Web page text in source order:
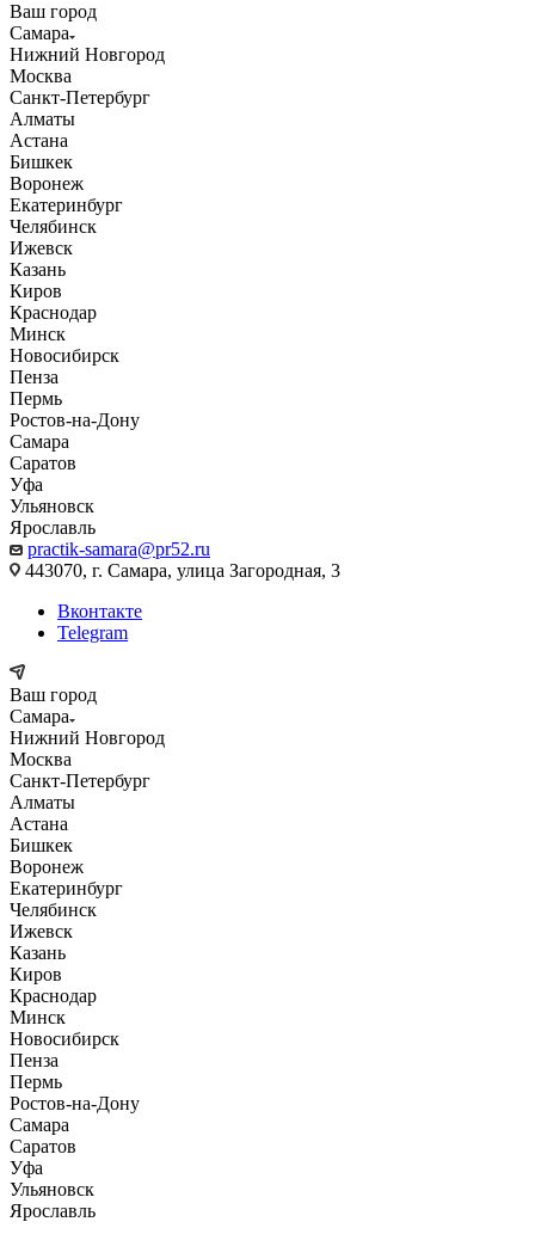
Ваш город
Самара
Нижний Новгород
Москва
Санкт-Петербург
Алматы
Астана
Бишкек
Воронеж
Екатеринбург
Челябинск
Ижевск
Казань
Киров
Краснодар
Минск
Новосибирск
Пенза
Пермь
Ростов-на-Дону
Самара
Саратов
Уфа
Ульяновск
Ярославль
practik-samara@pr52.ru
443070, г. Самара, улица Загородная, 3
Вконтакте
Telegram
Ваш город
Самара
Нижний Новгород
Москва
Санкт-Петербург
Алматы
Астана
Бишкек
Воронеж
Екатеринбург
Челябинск
Ижевск
Казань
Киров
Краснодар
Минск
Новосибирск
Пенза
Пермь
Ростов-на-Дону
Самара
Саратов
Уфа
Ульяновск
Ярославль